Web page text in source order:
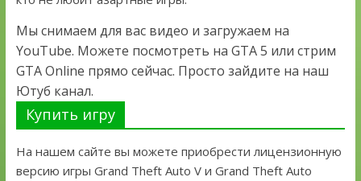
Мы снимаем для вас видео и загружаем на
YouTube. Можете посмотреть на GTA 5 или стрим
GTA Online прямо сейчас. Просто зайдите на наш
Ютуб канал.
Купить игру
На нашем сайте вы можете приобрести лицензионную
версию игры Grand Theft Auto V и Grand Theft Auto